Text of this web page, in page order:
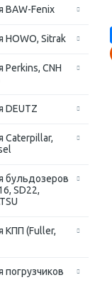
BAW-Fenix
HOWO, Sitrak
Perkins, CNH
DEUTZ
Caterpillar,
бульдозеров
SD22,
КПП (Fuller,
погрузчиков